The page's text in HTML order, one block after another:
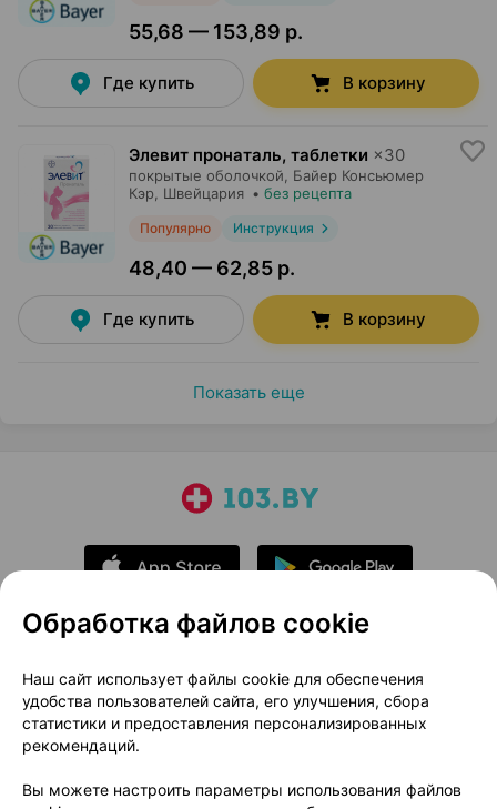
55,68 — 153,89 р.
Где купить В корзину
Элевит пронаталь, таблетки ×30
покрытые оболочкой, Байер Консьюмер
Кэр, Швейцария • без рецепта
Популярно Инструкция
48,40 — 62,85 р.
Где купить В корзину
Показать еще
О проекте
Новости проекта
Размещение рекламы
Медицинский маркетинг
Публичный договор
Доставка
Способы оплаты
Вакансии Партнеры
Обработка файлов cookie
Наш сайт использует файлы cookie для обеспечения
удобства пользователей сайта, его улучшения, сбора
статистики и предоставления персонализированных
рекомендаций.
Вы можете настроить параметры использования файлов